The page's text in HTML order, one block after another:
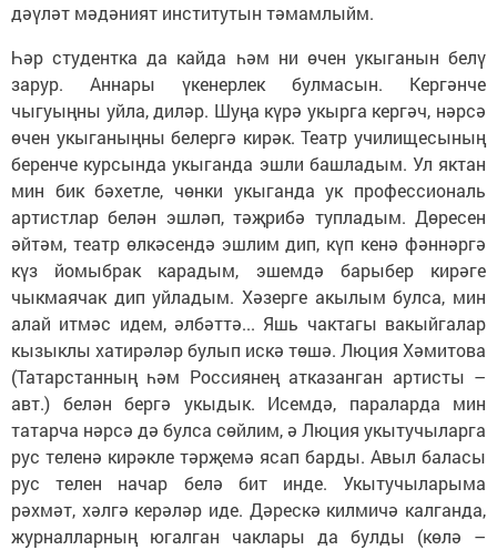
дәүләт мәдәният институтын тәмамлыйм.
Һәр студентка да кайда һәм ни өчен укыганын белү
зарур. Аннары үкенерлек булмасын. Кергәнче
чыгуыңны уйла, диләр. Шуңа күрә укырга кергәч, нәрсә
өчен укыганыңны белергә кирәк. Театр училищесының
беренче курсында укыганда эшли башладым. Ул яктан
мин бик бәхетле, чөнки укыганда ук профессиональ
артистлар белән эшләп, тәҗрибә тупладым. Дөресен
әйтәм, театр өлкәсендә эшлим дип, күп кенә фәннәргә
күз йомыбрак карадым, эшемдә барыбер кирәге
чыкмаячак дип уйладым. Хәзерге акылым булса, мин
алай итмәс идем, әлбәттә... Яшь чактагы вакыйгалар
кызыклы хатирәләр булып искә төшә. Люция Хәмитова
(Татарстанның һәм Россиянең атказанган артисты –
авт.) белән бергә укыдык. Исемдә, параларда мин
татарча нәрсә дә булса сөйлим, ә Люция укытучыларга
рус теленә кирәкле тәрҗемә ясап барды. Авыл баласы
рус телен начар белә бит инде. Укытучыларыма
рәхмәт, хәлгә керәләр иде. Дәрескә килмичә калганда,
журналларның югалган чаклары да булды (көлә –